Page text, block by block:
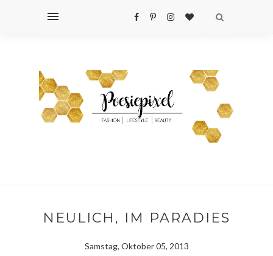
NEULICH, IM PARADIES
Samstag, Oktober 05, 2013